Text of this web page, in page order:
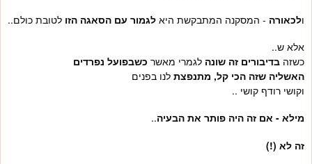
ולכאורה - המסקנה המתבקשת היא לגמור עם הסאגה הזו לטובת כולם..
אלא ש..
כשזה בדיבורים זה שונה לגמרי מאשר כשבפועל נפרדים
האשליה שזה הכי קל, מתנפצת לנו בפנים
וקושי רודף קושי ..
מילא - אם זה היה פותר את הבעיה..
זה לא (!)